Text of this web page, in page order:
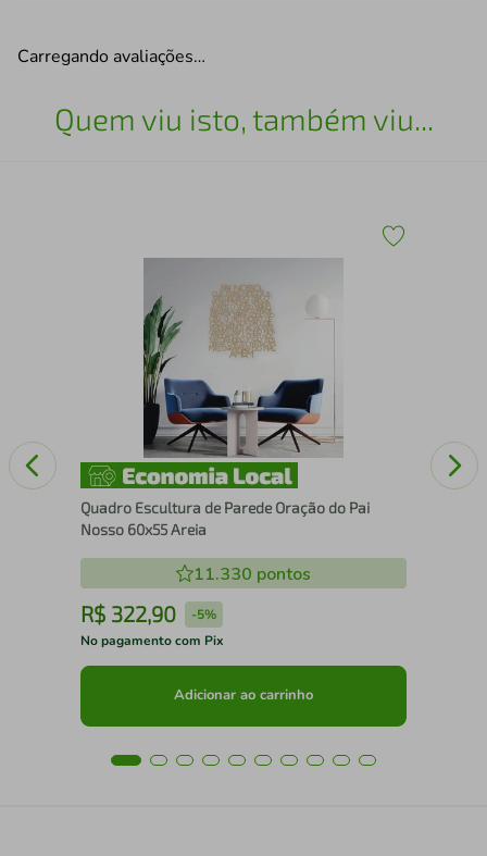
Carregando avaliações…
Quem viu isto, também viu...
Quadro Escultura de Parede Oração do Pai
Nosso 60x55 Areia
11.330 pontos
R$ 322,90 -5%
No pagamento com Pix
Adicionar ao carrinho